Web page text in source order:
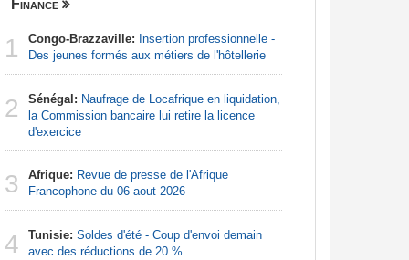
Finance
1 Congo-Brazzaville: Insertion professionnelle -
Des jeunes formés aux métiers de l'hôtellerie
2 Sénégal: Naufrage de Locafrique en liquidation,
la Commission bancaire lui retire la licence
d'exercice
3 Afrique: Revue de presse de l'Afrique
Francophone du 06 aout 2026
4 Tunisie: Soldes d'été - Coup d'envoi demain
avec des réductions de 20 %